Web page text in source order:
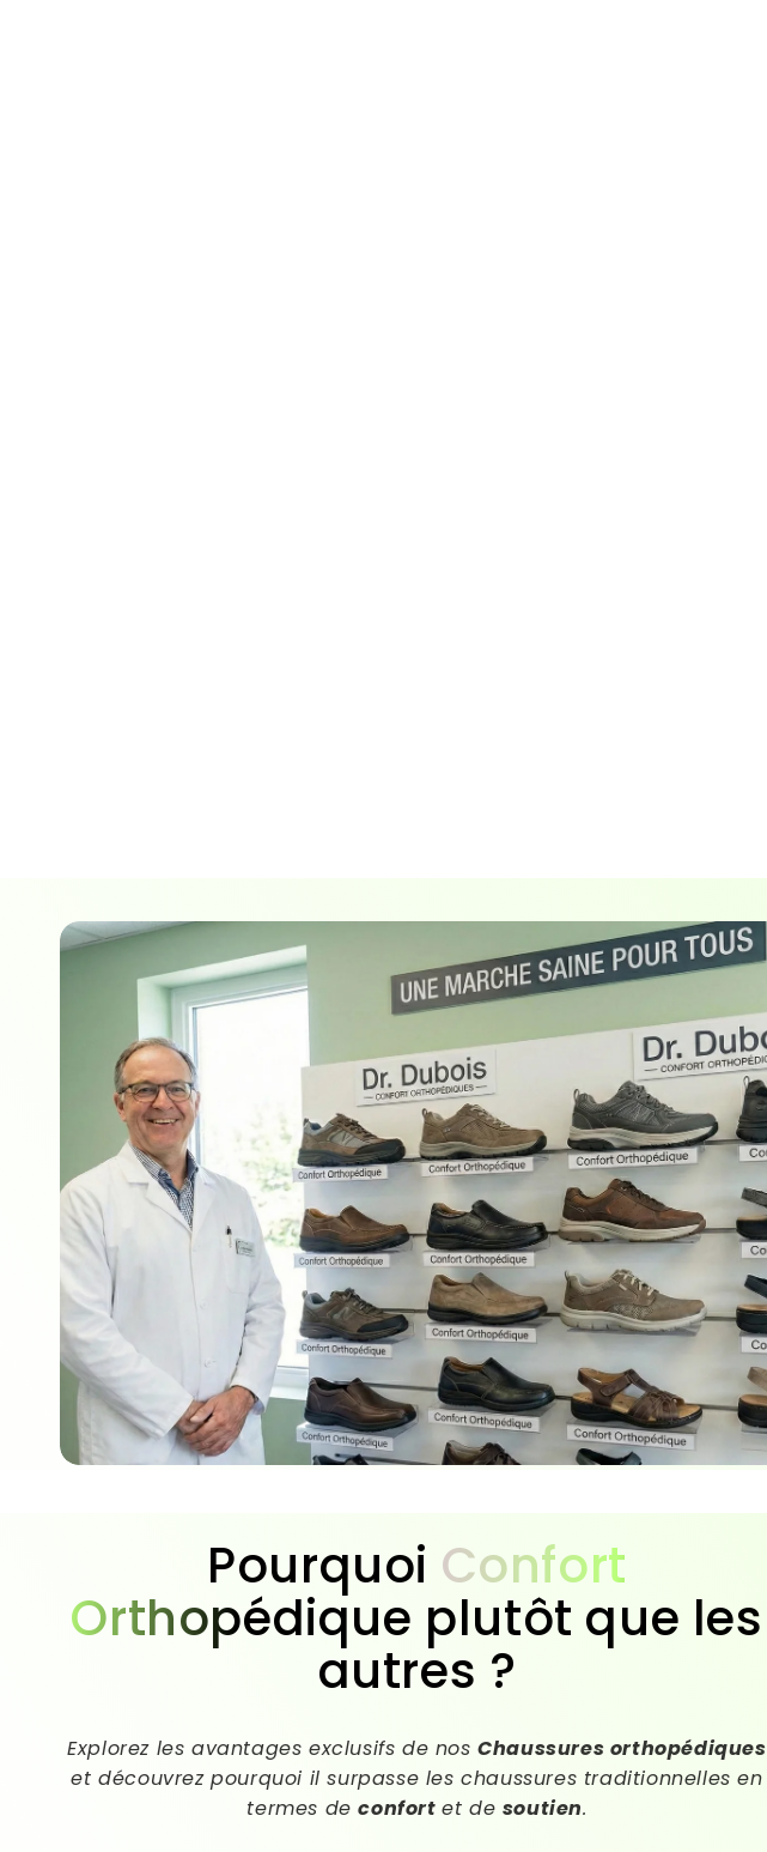
Pourquoi Confort
Orthopédique plutôt que les
autres ?
Explorez les avantages exclusifs de nosChaussures orthopédiques
et découvrez pourquoi il surpasse les chaussures traditionnelles en
termes deconfortet de soutien.